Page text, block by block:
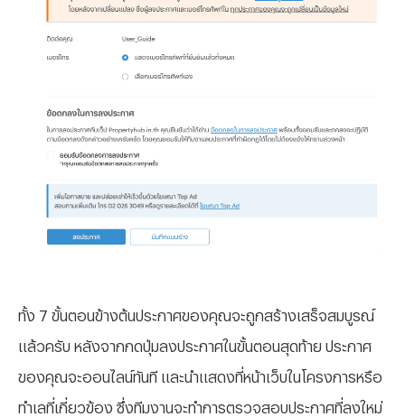
ทั้ง 7 ขั้นตอนข้างต้นประกาศของคุณจะถูกสร้างเสร็จสมบูรณ์
แล้วครับ หลังจากกดปุ่มลงประกาศในขั้นตอนสุดท้าย ประกาศ
ของคุณจะออนไลน์ทันที และนำแสดงที่หน้าเว็บในโครงการหรือ
ทำเลที่เกี่ยวข้อง ซึ่งทีมงานจะทำการตรวจสอบประกาศที่ลงใหม่